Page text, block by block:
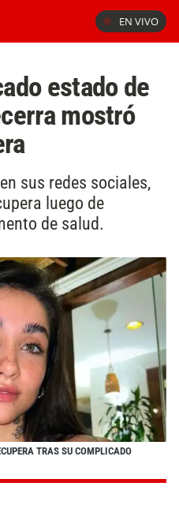
EN VIVO
estado de
mostró
sus redes sociales,
luego de
de salud.
TRAS SU COMPLICADO